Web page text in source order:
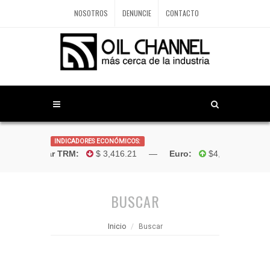
NOSOTROS DENUNCIE CONTACTO
INDICADORES ECONÓMICOS:
Dólar TRM: $ 3,416.21 —Euro: $4,181.96 —
BUSCAR
Inicio Buscar